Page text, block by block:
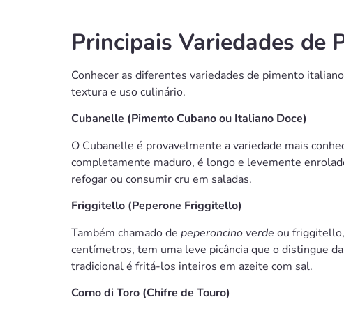
Principais Variedades de
Conhecer as diferentes variedades de pimento
textura e uso culinário.
Cubanelle (Pimento Cubano ou Italiano Doce)
O Cubanelle é provavelmente a variedade mais
completamente maduro, é longo e levemente
refogar ou consumir cru em saladas.
Friggitello (Peperone Friggitello)
Também chamado de peperoncino verde ou
centímetros, tem uma leve picância que o distingue
tradicional é fritá-los inteiros em azeite com sal.
Corno di Toro (Chifre de Touro)